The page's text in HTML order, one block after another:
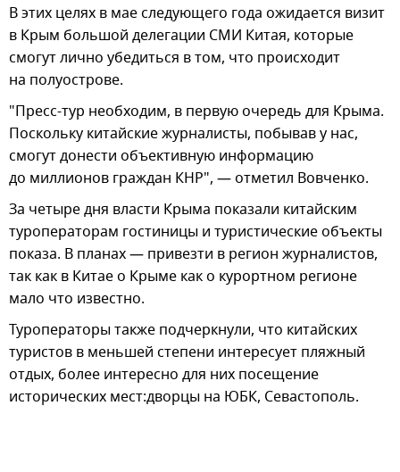
В этих целях в мае следующего года ожидается визит
в Крым большой делегации СМИ Китая, которые
смогут лично убедиться в том, что происходит
на полуострове.
"Пресс-тур необходим, в первую очередь для Крыма.
Поскольку китайские журналисты, побывав у нас,
смогут донести объективную информацию
до миллионов граждан КНР", — отметил Вовченко.
За четыре дня власти Крыма показали китайским
туроператорам гостиницы и туристические объекты
показа. В планах — привезти в регион журналистов,
так как в Китае о Крыме как о курортном регионе
мало что известно.
Туроператоры также подчеркнули, что китайских
туристов в меньшей степени интересует пляжный
отдых, более интересно для них посещение
исторических мест:дворцы на ЮБК, Севастополь.